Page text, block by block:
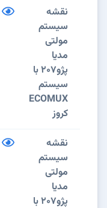
نقشه
سیستم
مولتی
مدیا
پژو207 با
سیستم
ECOMUX
کروز
نقشه
سیستم
مولتی
مدیا
پژو207 با